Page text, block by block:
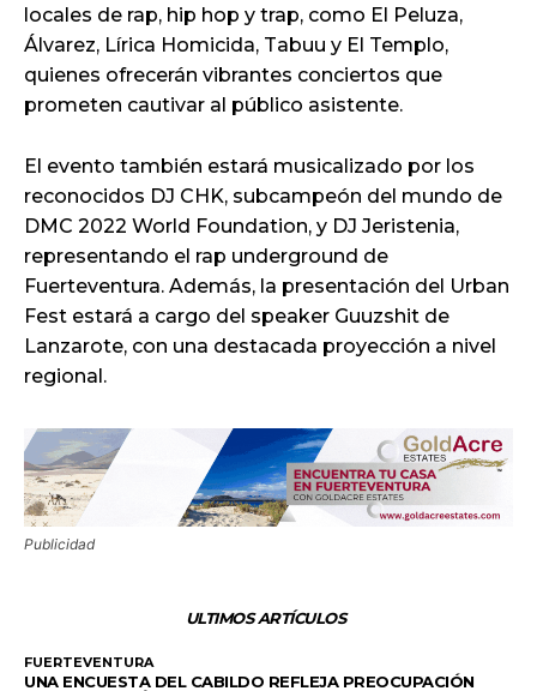
locales de rap, hip hop y trap, como El Peluza,
Álvarez, Lírica Homicida, Tabuu y El Templo,
quienes ofrecerán vibrantes conciertos que
prometen cautivar al público asistente.
El evento también estará musicalizado por los
reconocidos DJ CHK, subcampeón del mundo de
DMC 2022 World Foundation, y DJ Jeristenia,
representando el rap underground de
Fuerteventura. Además, la presentación del Urban
Fest estará a cargo del speaker Guuzshit de
Lanzarote, con una destacada proyección a nivel
regional.
Publicidad
ULTIMOS ARTÍCULOS
FUERTEVENTURA
UNA ENCUESTA DEL CABILDO REFLEJA PREOCUPACIÓN